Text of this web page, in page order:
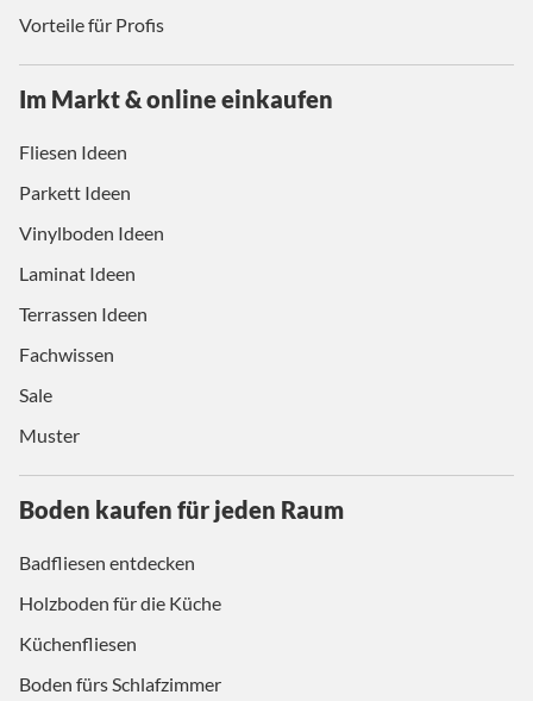
Vorteile für Profis
Im Markt & online einkaufen
Fliesen Ideen
Parkett Ideen
Vinylboden Ideen
Laminat Ideen
Terrassen Ideen
Fachwissen
Sale
Muster
Boden kaufen für jeden Raum
Badfliesen entdecken
Holzboden für die Küche
Küchenfliesen
Boden fürs Schlafzimmer